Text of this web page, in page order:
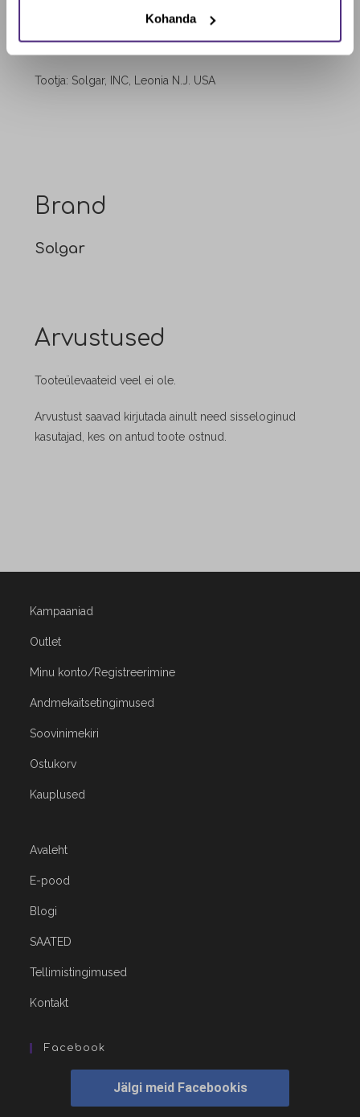
Kohanda
Parim enne: vt pakendilt
Partii nr: vt pakendilt
Tootja: Solgar, INC, Leonia N.J. USA
Brand
Solgar
Arvustused
Tooteülevaateid veel ei ole.
Arvustust saavad kirjutada ainult need sisseloginud
kasutajad, kes on antud toote ostnud.
Kampaaniad
Outlet
Minu konto/Registreerimine
Andmekaitsetingimused
Soovinimekiri
Ostukorv
Kauplused
Avaleht
E-pood
Blogi
SAATED
Tellimistingimused
Kontakt
Facebook
Jälgi meid Facebookis